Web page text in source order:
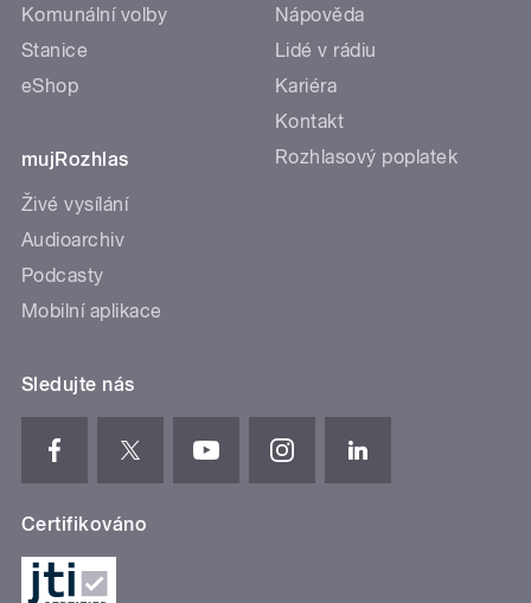
Komunální volby
Stanice
eShop
mujRozhlas
Živé vysílání
Audioarchiv
Podcasty
Mobilní aplikace
Nápověda
Lidé v rádiu
Kariéra
Kontakt
Rozhlasový poplatek
Sledujte nás
Certifikováno